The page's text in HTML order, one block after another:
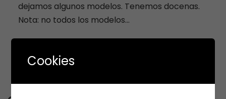
dejamos algunos modelos. Tenemos docenas.
Nota: no todos los modelos...
Cookies